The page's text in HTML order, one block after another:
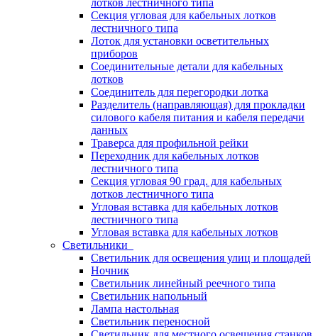
лотков лестничного типа
Секция угловая для кабельных лотков
лестничного типа
Лоток для установки осветительных
приборов
Соединительные детали для кабельных
лотков
Соединитель для перегородки лотка
Разделитель (направляющая) для прокладки
силового кабеля питания и кабеля передачи
данных
Траверса для профильной рейки
Переходник для кабельных лотков
лестничного типа
Секция угловая 90 град. для кабельных
лотков лестничного типа
Угловая вставка для кабельных лотков
лестничного типа
Угловая вставка для кабельных лотков
Светильники
Светильник для освещения улиц и площадей
Ночник
Светильник линейный реечного типа
Светильник напольный
Лампа настольная
Светильник переносной